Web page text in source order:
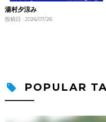
湯村夕涼み
投稿日 : 2026/07/26
POPULAR